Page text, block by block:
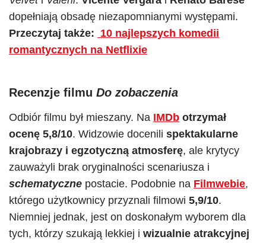
dopełniają obsadę niezapomnianymi występami.
Przeczytaj także: 10 najlepszych komedii
romantycznych na Netflixie
Recenzje filmu Do zobaczenia
Odbiór filmu był mieszany. Na IMDb otrzymał
ocenę 5,8/10. Widzowie docenili spektakularne
krajobrazy i egzotyczną atmosferę, ale krytycy
zauważyli brak oryginalności scenariusza i
schematyczne postacie. Podobnie na Filmwebie,
którego użytkownicy przyznali filmowi 5,9/10.
Niemniej jednak, jest on doskonałym wyborem dla
tych, którzy szukają lekkiej i wizualnie atrakcyjnej